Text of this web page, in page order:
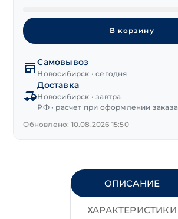
Набор
комбинированных
Cr-
V
"THORVIK"
1-
В корзину
Самовывоз
Новосибирск • сегодня
Доставка
Новосибирск • завтра
РФ • расчет при оформлении заказа
Обновлено: 10.08.2026 15:50
ОПИСАНИЕ
ХАРАКТЕРИСТИКИ